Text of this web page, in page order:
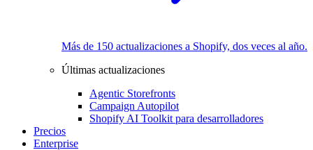
Más de 150 actualizaciones a Shopify, dos veces al año.
Últimas actualizaciones
Agentic Storefronts
Campaign Autopilot
Shopify AI Toolkit para desarrolladores
Precios
Enterprise